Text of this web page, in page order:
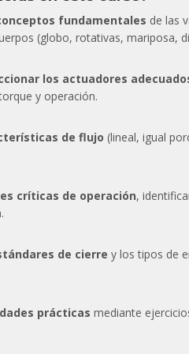
fundamentales de las
(globo, rotativas, mariposa,
los actuadores
y operación.
de flujo (lineal, igual
críticas de operación,
de cierre y los tipos de
prácticas mediante
Arturo